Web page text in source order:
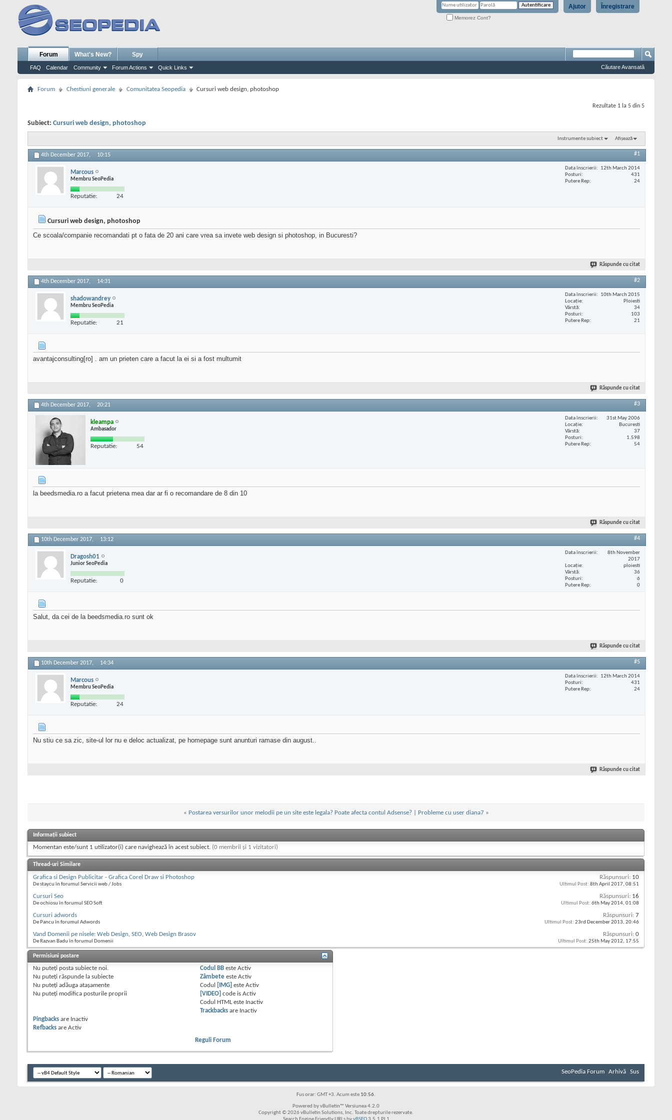
Înregistrare
Ajutor
Memorez Cont?
Forum
FAQ Calendar Community Forum Actions Quick Links
What's New? Spy
Căutare Avansată
Forum Chestiuni generale Comunitatea Seopedia Cursuri web design, photoshop
Rezultate 1 la 5 din 5
Subiect: Cursuri web design, photoshop
Instrumente subiect Afișează
4th December 2017, 10:15 #1
Marcous
Membru SeoPedia
Reputatie: 24
Data înscrierii
12th March 2014
Posturi
431
Putere Rep
24
Cursuri web design, photoshop
Ce scoala/companie recomandati pt o fata de 20 ani care vrea sa invete web design si photoshop, in Bucuresti?
Răspunde cu citat
4th December 2017, 14:31 #2
shadowandrey
Membru SeoPedia
Reputatie: 21
Data înscrierii
10th March 2015
Locaţie
Ploiesti
Vârstă
34
Posturi
103
Putere Rep
21
avantajconsulting[ro] . am un prieten care a facut la ei si a fost multumit
Răspunde cu citat
4th December 2017, 20:21 #3
kleampa
Ambasador
Reputatie: 54
Data înscrierii
31st May 2006
Locaţie
Bucuresti
Vârstă
37
Posturi
1.598
Putere Rep
54
la beedsmedia.ro a facut prietena mea dar ar fi o recomandare de 8 din 10
Răspunde cu citat
10th December 2017, 13:12 #4
Dragosh01
Junior SeoPedia
Reputatie: 0
Data înscrierii
8th November
2017
Locaţie
ploiesti
Vârstă
36
Posturi
6
Putere Rep
0
Salut, da cei de la beedsmedia.ro sunt ok
Răspunde cu citat
10th December 2017, 14:34 #5
Marcous
Membru SeoPedia
Reputatie: 24
Data înscrierii
12th March 2014
Posturi
431
Putere Rep
24
Nu stiu ce sa zic, site-ul lor nu e deloc actualizat, pe homepage sunt anunturi ramase din august..
Răspunde cu citat
« Postarea versurilor unor melodii pe un site este legala? Poate afecta contul Adsense?| Probleme cu user diana7 »
Informații subiect
Momentan este/sunt 1 utilizator(i) care navighează în acest subiect. (0 membrii și 1 vizitatori)
Thread-uri Similare
Grafica si Design Publicitar - Grafica Corel Draw si Photoshop
De staycu în forumul Servicii web / Jobs
Răspunsuri: 10
Ultimul Post: 8th April 2017, 08:51
Cursuri Seo
De ochiosu în forumul SEO Soft
Răspunsuri: 16
Ultimul Post: 6th May 2014, 01:08
Cursuri adwords
De Pancu în forumul Adwords
Răspunsuri: 7
Ultimul Post: 23rd December 2013, 20:46
Vand Domenii pe nisele: Web Design, SEO, Web Design Brasov
De Razvan Badu în forumul Domenii
Răspunsuri: 0
Ultimul Post: 25th May 2012, 17:55
Permisiuni postare
Nu puteţi posta subiecte noi.
Nu puteţi răspunde la subiecte
Nu puteţi adăuga ataşamente
Nu puteţi modifica posturile proprii
Codul BB esteActiv
Zâmbete esteActiv
Codul
[IMG] esteActiv
[VIDEO] code isActiv
Codul HTML este Inactiv
Trackbacks are Inactiv
Pingbacks are Inactiv
Refbacks are Activ
Reguli Forum
SeoPedia Forum Arhivă Sus
Fus orar: GMT +3. Acum este 10:56.
Powered by vBulletin™ Versiunea 4.2.0
Copyright © 2026 vBulletin Solutions, Inc. Toate drepturile rezervate.